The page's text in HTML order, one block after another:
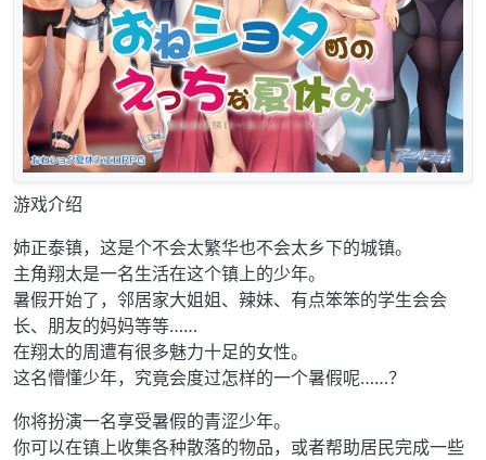
游戏介绍
姉正泰镇，这是个不会太繁华也不会太乡下的城镇。
主角翔太是一名生活在这个镇上的少年。
暑假开始了，邻居家大姐姐、辣妹、有点笨笨的学生会会
长、朋友的妈妈等等……
在翔太的周遭有很多魅力十足的女性。
这名懵懂少年，究竟会度过怎样的一个暑假呢……？
你将扮演一名享受暑假的青涩少年。
你可以在镇上收集各种散落的物品，或者帮助居民完成一些